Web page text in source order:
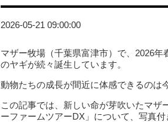
2026-05-21 09:00:00
マザー牧場（千葉県富津市）で、2026
のヤギが続々誕生しています。
動物たちの成長が間近に体感できるのは
この記事では、新しい命が芽吹いたマ
ーファームツアーDX」について、写真付